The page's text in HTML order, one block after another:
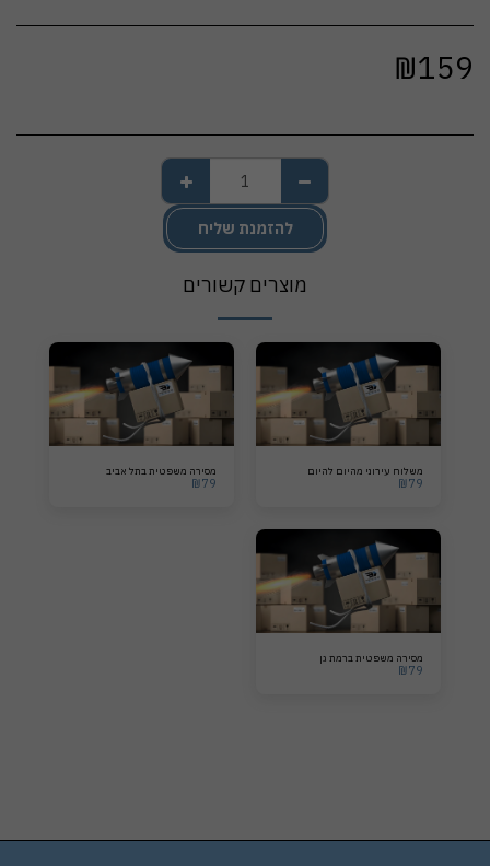
₪159
להזמנת שליח
מוצרים קשורים
משלוח עירוני מהיום להיום
₪79
מסירה משפטית בתל אביב
₪79
מסירה משפטית ברמת גן
₪79